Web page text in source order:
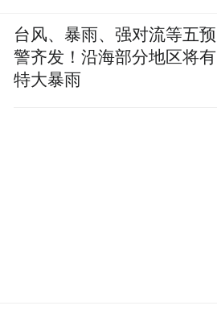
台风、暴雨、强对流等五预
警齐发！沿海部分地区将有
特大暴雨